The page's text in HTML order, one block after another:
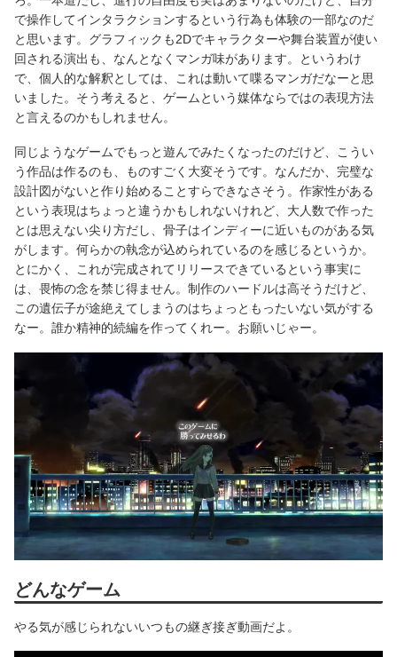
で操作してインタラクションするという行為も体験の一部なのだ
と思います。グラフィックも2Dでキャラクターや舞台装置が使い
回される演出も、なんとなくマンガ味があります。というわけ
で、個人的な解釈としては、これは動いて喋るマンガだなーと思
いました。そう考えると、ゲームという媒体ならではの表現方法
と言えるのかもしれません。
同じようなゲームでもっと遊んでみたくなったのだけど、こうい
う作品は作るのも、ものすごく大変そうです。なんだか、完璧な
設計図がないと作り始めることすらできなさそう。作家性がある
という表現はちょっと違うかもしれないけれど、大人数で作った
とは思えない尖り方だし、骨子はインディーに近いものがある気
がします。何らかの執念が込められているのを感じるというか。
とにかく、これが完成されてリリースできているという事実に
は、畏怖の念を禁じ得ません。制作のハードルは高そうだけど、
この遺伝子が途絶えてしまうのはちょっともったいない気がする
なー。誰か精神的続編を作ってくれー。お願いじゃー。
どんなゲーム
やる気が感じられないいつもの継ぎ接ぎ動画だよ。